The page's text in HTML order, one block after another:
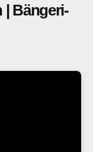
| Bängeri-